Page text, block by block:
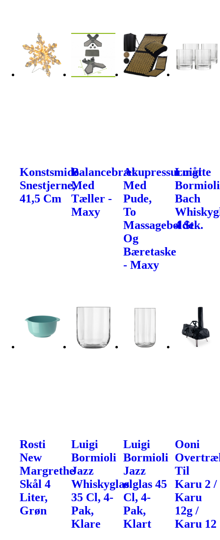
Konstsmide
Snestjerne,
41,5 Cm
Balancebræt
Med
Tæller -
Maxy
Akupressurmåtte
Med
Pude,
To
Massagebolde
Og
Bæretaske
- Maxy
Luigi
Bormioli
Bach
4 Stk.
Rosti
New
Margrethe
Skål 4
Liter,
Grøn
Luigi
Bormioli
Jazz
Whiskyglas
35 Cl, 4-
Pak,
Klare
Luigi
Bormioli
Jazz
ølglas 45
Cl, 4-
Pak,
Klart
Ooni
Til
Karu 2 /
Karu
12g /
Karu 12